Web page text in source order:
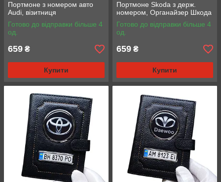
Портмоне з номером авто
Audi, візитниця
Готово до відправки більше 4
од.
659 ₴
Купити
Портмоне Skoda з держ.
номером, Органайзер Шкода
Готово до відправки більше 4
од.
659 ₴
Купити